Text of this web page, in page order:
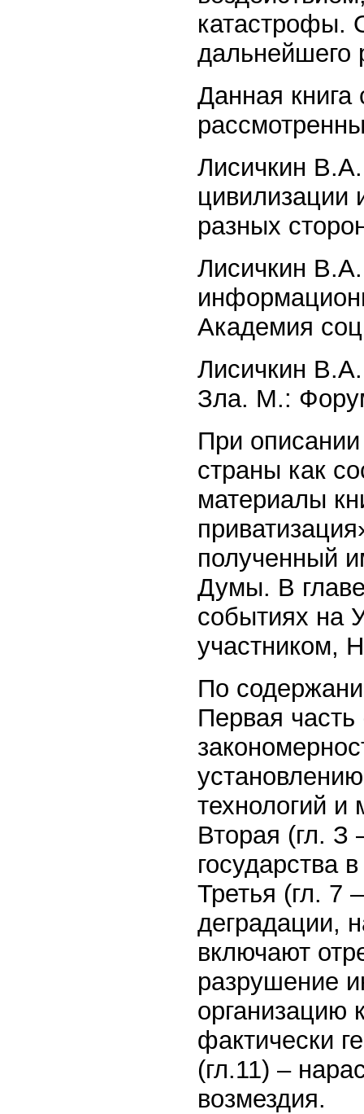
катастрофы.
дальнейшего
Данная
Лисичкин
цивилизации
разных
Лисичкин
Академия
Лисичкин
Зла. М.:
При описании
страны как
материалы
полученный
Думы. В
событиях на
участником,
По
Первая
технологий и
Вторая (гл. З
государства
Третья (гл. 7
деградации,
включают
разрушение
организацию
фактически
(гл.11) –
возмездия.